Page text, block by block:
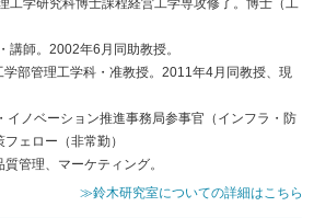
講師。2002年6月同助教授。
部管理工学科・准教授。2011年4月同教授、現
イノベーション推進事務局参事官（インフラ・防
ェロー（非常勤）
管理、マーケティング。
≫鈴木研究室についての詳細はこちら